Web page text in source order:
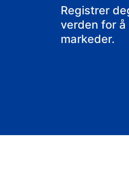
Registrer
verden for
markeder.